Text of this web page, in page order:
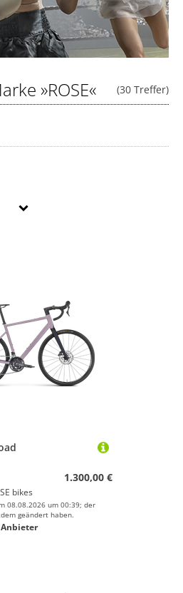
(30 Treffer)
»ROSE«
1.300,00 €
bikes
08.08.2026 um 00:39; der
geändert haben.